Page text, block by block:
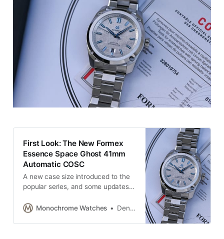
First Look: The New Formex
Essence Space Ghost 41mm
Automatic COSC
A new case size introduced to the
popular series, and some updates
Formex Essence Space Ghost
Monochrome Watches Denis Peshkov